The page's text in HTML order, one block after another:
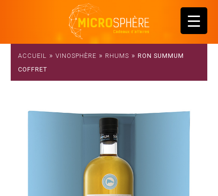
ACCUEIL »VINOSPHÈRE » RHUMS »RON SUMMUM
COFFRET